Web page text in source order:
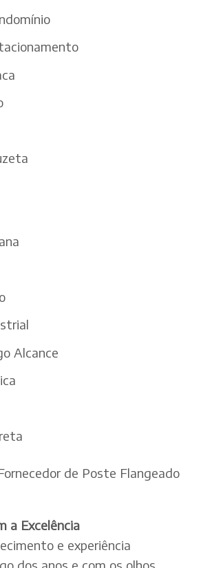
Alcance
de Poste Flangeado
a Excelência
e experiência